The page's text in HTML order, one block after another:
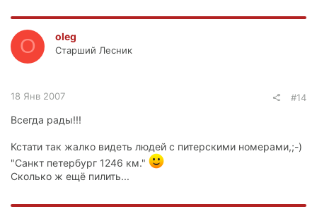
O oleg
Старший Лесник
18 Янв 2007 #14
Всегда рады!!!
Кстати так жалко видеть людей с питерскими номерами,;-)
"Санкт петербург 1246 км."
Сколько ж ещё пилить...